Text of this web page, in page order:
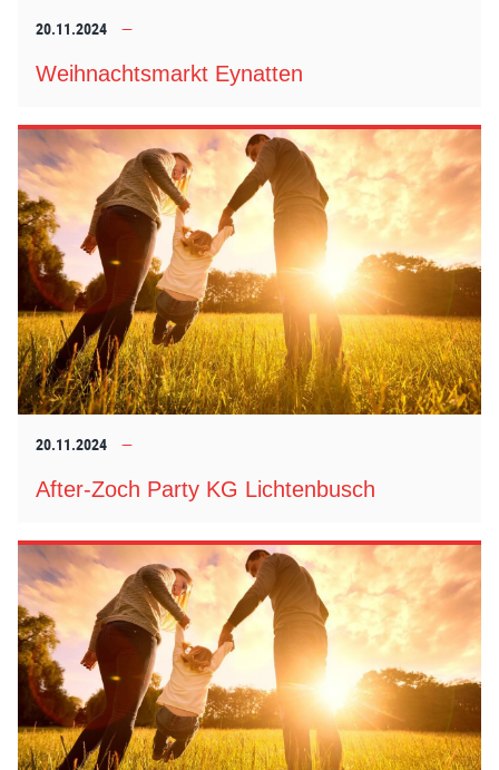
20.11.2024
Weihnachtsmarkt Eynatten
20.11.2024
After-Zoch Party KG Lichtenbusch